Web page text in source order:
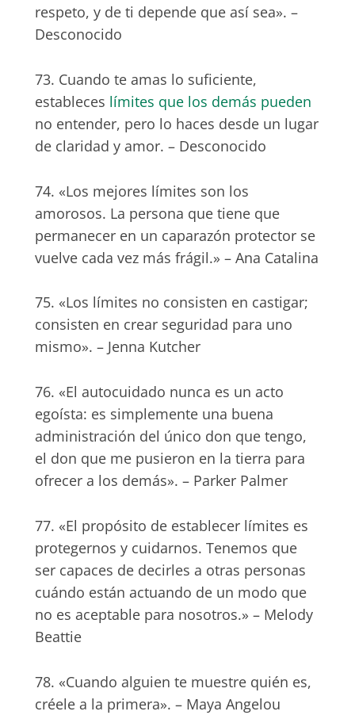
respeto, y de ti depende que así sea». –
Desconocido
73. Cuando te amas lo suficiente,
estableces límites que los demás pueden
no entender, pero lo haces desde un lugar
de claridad y amor. – Desconocido
74. «Los mejores límites son los
amorosos. La persona que tiene que
permanecer en un caparazón protector se
vuelve cada vez más frágil.» – Ana Catalina
75. «Los límites no consisten en castigar;
consisten en crear seguridad para uno
mismo». – Jenna Kutcher
76. «El autocuidado nunca es un acto
egoísta: es simplemente una buena
administración del único don que tengo,
el don que me pusieron en la tierra para
ofrecer a los demás». – Parker Palmer
77. «El propósito de establecer límites es
protegernos y cuidarnos. Tenemos que
ser capaces de decirles a otras personas
cuándo están actuando de un modo que
no es aceptable para nosotros.» – Melody
Beattie
78. «Cuando alguien te muestre quién es,
créele a la primera». – Maya Angelou